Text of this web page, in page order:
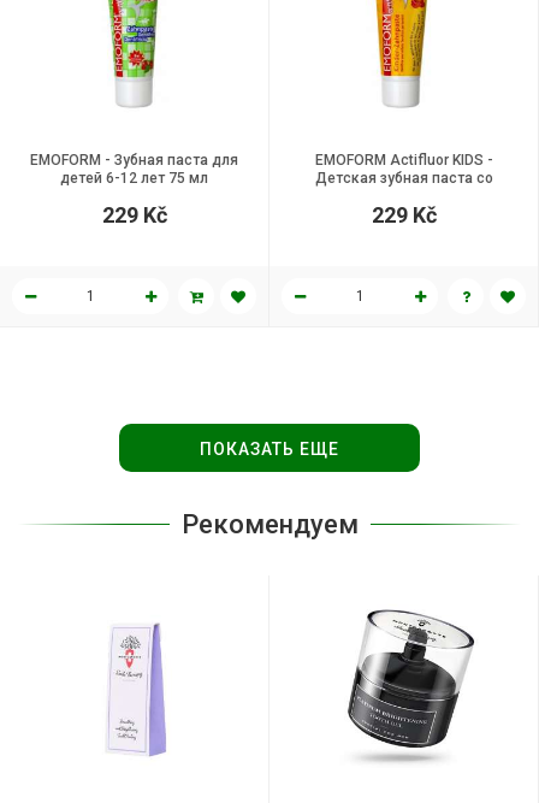
EMOFORM - Зубная паста для
детей 6-12 лет 75 мл
229 Kč
EMOFORM Actifluor KIDS -
Детская зубная паста со
229 Kč
ПОКАЗАТЬ ЕЩЕ
Рекомендуем